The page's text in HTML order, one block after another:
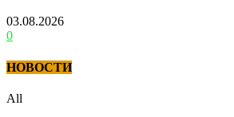
03.08.2026
0
НОВОСТИ
All